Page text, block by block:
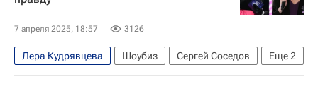
7 апреля 2025, 18:57 3126
Еще2
Лера Кудрявцева Шоубиз
Сергей Соседов
Азиза (певица)
НТВ (телеканал)